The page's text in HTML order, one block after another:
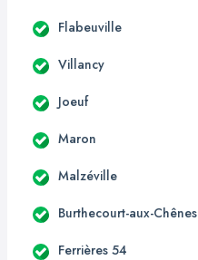
Flabeuville
Villancy
Joeuf
Maron
Malzéville
Burthecourt-aux-Chênes
Ferrières 54